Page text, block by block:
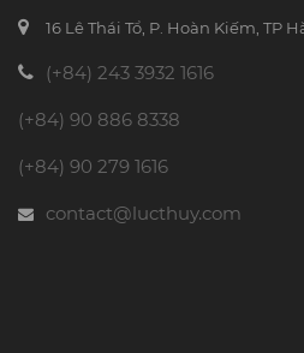
16 Lê Thái Tổ, P. Hoàn Kiếm, TP
(+84) 243 3932 1616
(+84) 90 886 8338
(+84) 90 279 1616
contact@lucthuy.com